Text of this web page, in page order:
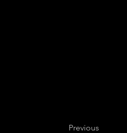
Previous